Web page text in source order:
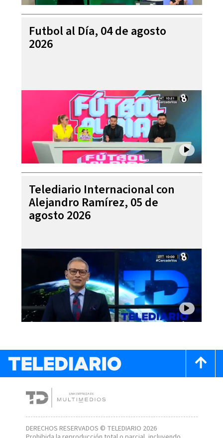
Futbol al Día, 04 de agosto
2026
Telediario Internacional con
Alejandro Ramírez, 05 de
agosto 2026
DERECHOS RESERVADOS © TELEDIARIO 2026